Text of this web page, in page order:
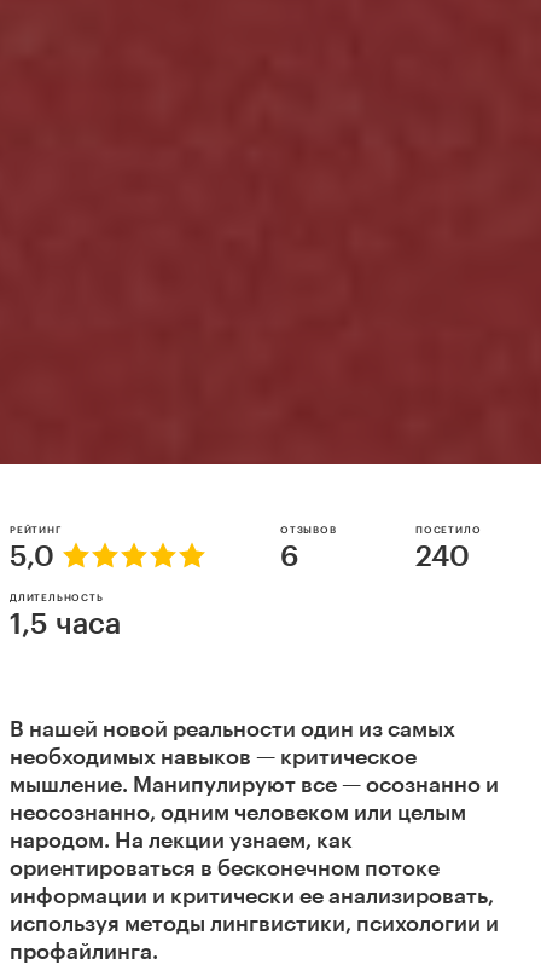
РЕЙТИНГ
5,0
ОТЗЫВОВ
6
ПОСЕТИЛО
240
ДЛИТЕЛЬНОСТЬ
1,5 часа
В нашей новой реальности один из самых
необходимых навыков — критическое
мышление. Манипулируют все — осознанно и
неосознанно, одним человеком или целым
народом. На лекции узнаем, как
ориентироваться в бесконечном потоке
информации и критически ее анализировать,
используя методы лингвистики, психологии и
профайлинга.